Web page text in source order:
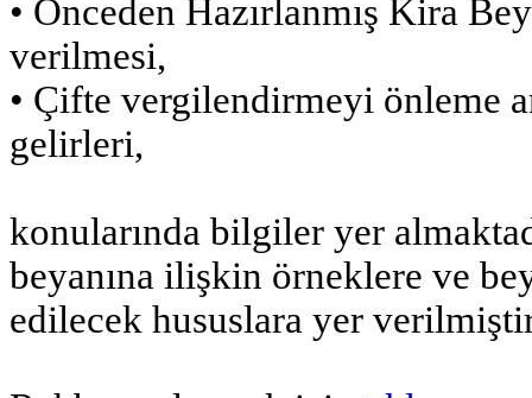
• Önceden Hazırlanmış Kira
verilmesi,
• Çifte vergilendirmeyi önleme
gelirleri,
konularında bilgiler yer
beyanına ilişkin örneklere ve
edilecek hususlara yer